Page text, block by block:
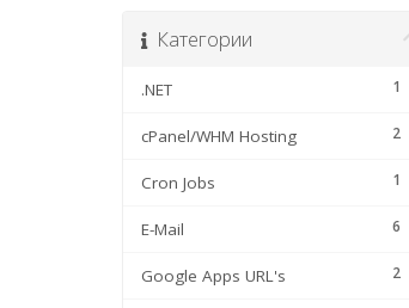
Категории
1
.NET
2
cPanel/WHM Hosting
1
Cron Jobs
6
E-Mail
2
Google Apps URL's